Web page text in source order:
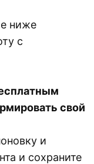
ниже
с
свой
и
и сохраните